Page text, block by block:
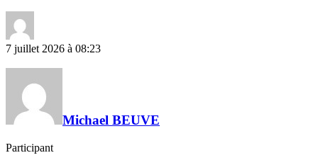
7 juillet 2026 à 08:23
Michael BEUVE
Participant